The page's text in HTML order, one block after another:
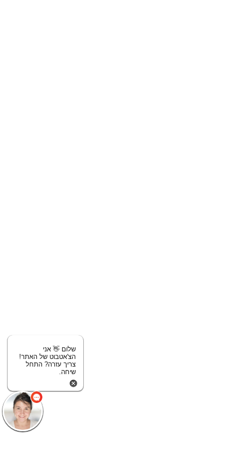
שלום 👋 אני
הצ'אטבוט של האתר!
צריך עזרה? התחל
שיחה.